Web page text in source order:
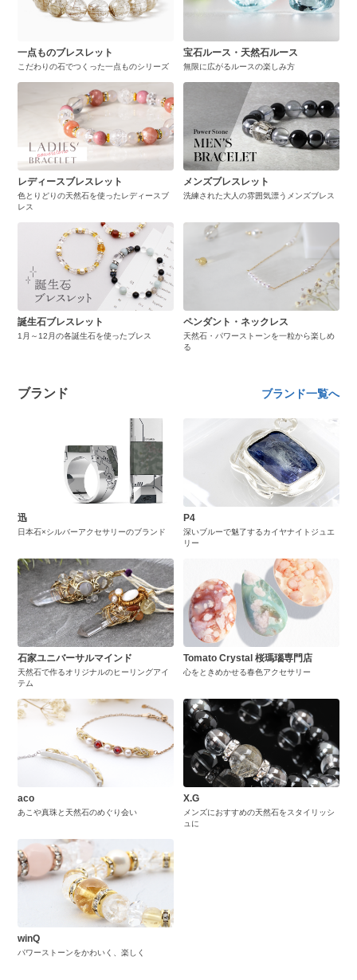
一点ものブレスレット
こだわりの石でつくった一点ものシリーズ
宝石ルース・天然石ルース
無限に広がるルースの楽しみ方
レディースブレスレット
色とりどりの天然石を使ったレディースブ
レス
メンズブレスレット
洗練された大人の雰囲気漂うメンズブレス
誕生石ブレスレット
1月～12月の各誕生石を使ったブレス
ペンダント・ネックレス
天然石・パワーストーンを一粒から楽しめ
る
ブランド ブランド一覧へ
迅
日本石×シルバーアクセサリーのブランド
P4
深いブルーで魅了するカイヤナイトジュエ
リー
石家ユニバーサルマインド
天然石で作るオリジナルのヒーリングアイ
テム
Tomato Crystal 桜瑪瑙専門店
心をときめかせる春色アクセサリー
aco
あこや真珠と天然石のめぐり会い
X.G
メンズにおすすめの天然石をスタイリッシ
ュに
winQ
パワーストーンをかわいく、楽しく